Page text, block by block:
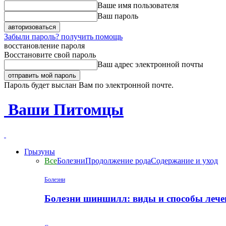
Ваше имя пользователя
Ваш пароль
Забыли пароль? получить помощь
восстановление пароля
Восстановите свой пароль
Ваш адрес электронной почты
Пароль будет выслан Вам по электронной почте.
Ваши Питомцы
Грызуны
ВсеБолезниПродолжение родаСодержание и уход
Болезни
Болезни шиншилл: виды и способы